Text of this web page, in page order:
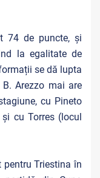
74 de puncte, și
la egalitate de
se dă lupta
Arezzo mai are
cu Pineto
cu Torres (locul
Triestina în